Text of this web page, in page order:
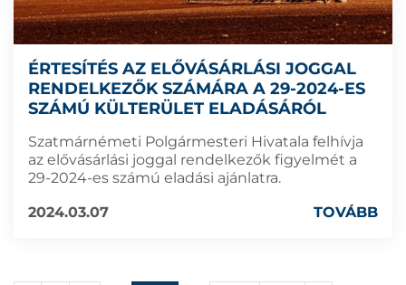
ÉRTESÍTÉS AZ ELŐVÁSÁRLÁSI JOGGAL
RENDELKEZŐK SZÁMÁRA A 29-2024-ES
SZÁMÚ KÜLTERÜLET ELADÁSÁRÓL
Szatmárnémeti Polgármesteri Hivatala felhívja
az elővásárlási joggal rendelkezők figyelmét a
29-2024-es számú eladási ajánlatra.
2024.03.07
TOVÁBB